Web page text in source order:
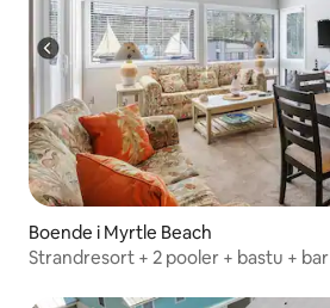
Boende i Myrtle Beach
Strandresort + 2 pooler + bastu + bar